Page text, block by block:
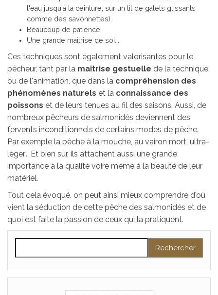
l'eau jusqu'à la ceinture, sur un lit de galets glissants
comme des savonnettes).
Beaucoup de patience
Une grande maîtrise de soi...
Ces techniques sont également valorisantes pour le
pêcheur, tant par la maîtrise gestuelle de la technique
ou de l'animation, que dans la compréhension des
phénomènes naturels et la connaissance des
poissons et de leurs tenues au fil des saisons. Aussi, de
nombreux pêcheurs de salmonidés deviennent des
fervents inconditionnels de certains modes de pêche.
Par exemple la pêche à la mouche, au vairon mort, ultra-
léger... Et bien sûr, ils attachent aussi une grande
importance à la qualité voire même à la beauté de leur
matériel.
Tout cela évoqué, on peut ainsi mieux comprendre d'où
vient la séduction de cette pêche des salmonidés et de
quoi est faite la passion de ceux qui la pratiquent.